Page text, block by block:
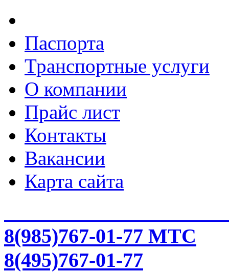
Паспорта
Транспортные услуги
О компании
Прайс лист
Контакты
Вакансии
Карта сайта
8(985)767-01-77 МТС
8(495)767-01-77